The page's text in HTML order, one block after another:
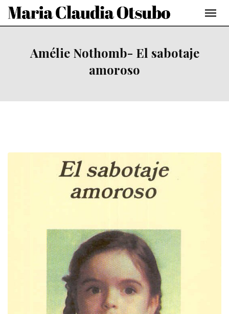
Skip
Amélie Nothomb- El sabotaje
amoroso